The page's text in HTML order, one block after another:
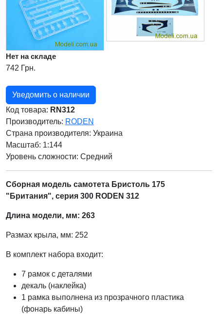
Нет на складе
742 Грн.
Уведомить о наличии
Код товара: RN312
Производитель: RODEN
Страна производителя: Украина
Масштаб: 1:144
Уровень сложности: Cредний
Сборная модель самотета Бристоль 175
"Британия", серия 300 RODEN 312
Длина модели, мм: 263
Размах крыла, мм: 252
В комплект набора входит:
7 рамок с деталями
декаль (наклейка)
1 рамка выполнена из прозрачного пластика
(фонарь кабины)